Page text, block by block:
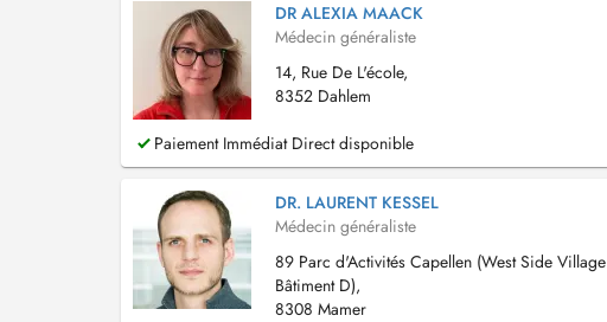
DR ALEXIA MAACK
Médecin généraliste
14, Rue De L'école,
8352 Dahlem
Paiement Immédiat Direct disponible
DR. LAURENT KESSEL
Médecin généraliste
89 Parc d'Activités Capellen (West Side Village
Bâtiment D),
8308 Mamer